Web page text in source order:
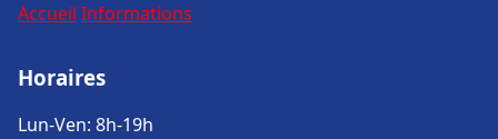
Accueil Informations
Horaires
Lun-Ven: 8h-19h